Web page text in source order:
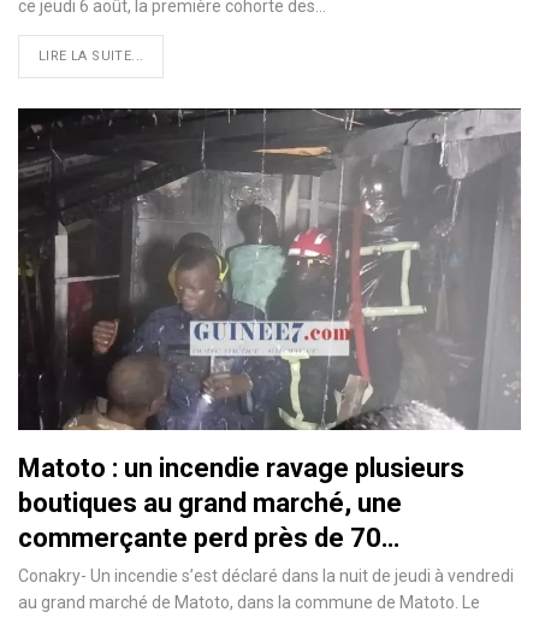
ce jeudi 6 août, la première cohorte des…
LIRE LA SUITE...
Matoto : un incendie ravage plusieurs
boutiques au grand marché, une
commerçante perd près de 70…
Conakry- Un incendie s’est déclaré dans la nuit de jeudi à vendredi
au grand marché de Matoto, dans la commune de Matoto. Le